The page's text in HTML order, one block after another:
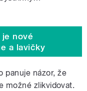
je nové
a lavičky
panuje názor, že
možné zlikvidovat.